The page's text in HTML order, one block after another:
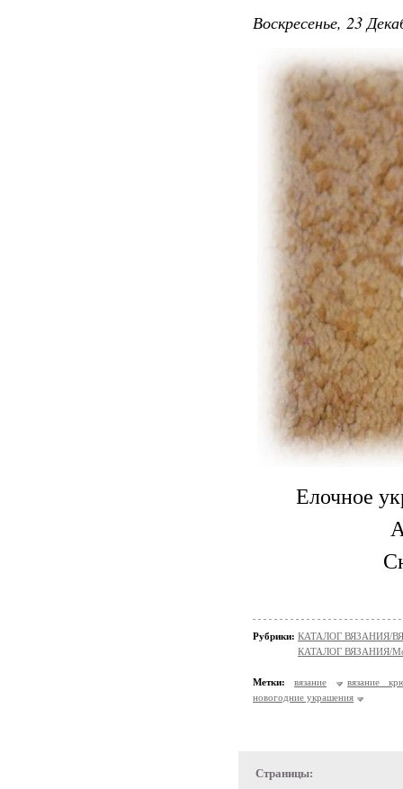
Воскресенье, 23
Елочное
Рубрики: КАТАЛОГ ВЯЗАНИЯ/
КАТАЛОГ ВЯЗАНИЯ/
Метки: вязание
вязание
новогодние украшения
Страницы: